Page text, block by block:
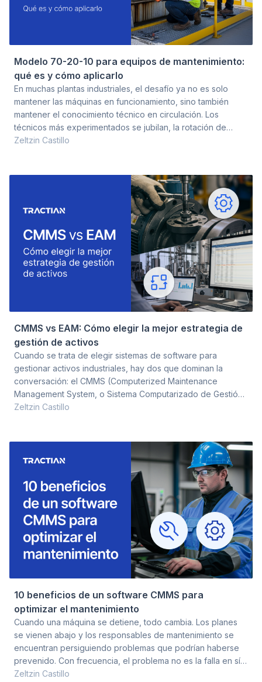
Modelo 70-20-10 para equipos de mantenimiento:
qué es y cómo aplicarlo
En muchas plantas industriales, el desafío ya no es solo
mantener las máquinas en funcionamiento, sino también
mantener el conocimiento técnico en circulación. Los
técnicos más experimentados se jubilan, la rotación de
personal aumenta y la presión por resultados inmediatos
precisamente la lógica que propone el modelo 70-20-10,
una estructura que organiza el aprendizaje técnico
Zeltzin Castillo
CMMS vs EAM: Cómo elegir la mejor estrategia de
gestión de activos
Cuando se trata de elegir sistemas de software para
gestionar activos industriales, hay dos que dominan la
conversación: el CMMS (Computerized Maintenance
Management System, o Sistema Computarizado de Gestión
de Mantenimiento) y el EAM (Enterprise Asset Management,
ocurre en el piso de planta debería determinar si un CMMS
Zeltzin Castillo
10 beneficios de un software CMMS para
optimizar el mantenimiento
Cuando una máquina se detiene, todo cambia. Los planes
se vienen abajo y los responsables de mantenimiento se
encuentran persiguiendo problemas que podrían haberse
prevenido. Con frecuencia, el problema no es la falla en sí,
sino la falta de datos oportunos, prioridades desalineadas o
Zeltzin Castillo